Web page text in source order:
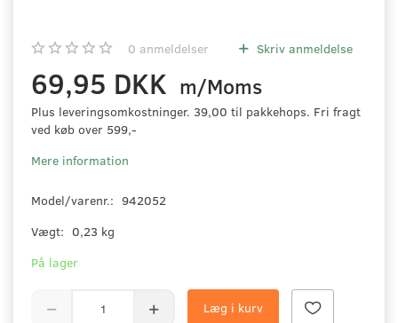
0 anmeldelser Skriv anmeldelse
69,95 DKK m/Moms
Plus leveringsomkostninger. 39,00 til pakkehops. Fri fragt
ved køb over 599,-
Mere information
Model/varenr.: 942052
Vægt: 0,23 kg
På lager
Læg i kurv